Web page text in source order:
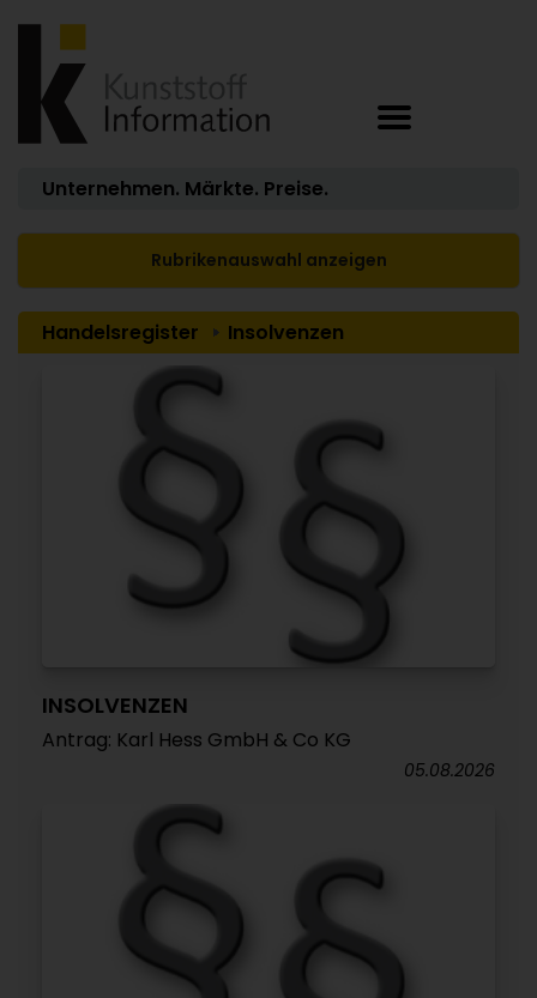
Unternehmen. Märkte. Preise.
Rubrikenauswahl anzeigen
Handelsregister Insolvenzen
INSOLVENZEN
Antrag: Karl Hess GmbH & Co KG
05.08.2026